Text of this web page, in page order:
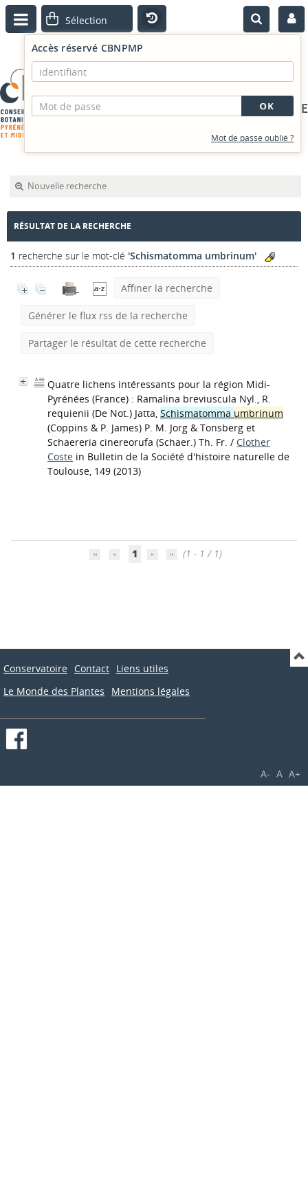
PORTAIL DOCUMENTAIRE
Accès réservé CBNPMP
Mot de passe oublié ?
Nouvelle recherche
RÉSULTAT DE LA RECHERCHE
1 recherche sur le mot-clé 'Schismatomma umbrinum'
Affiner la recherche
Générer le flux rss de la recherche
Partager le résultat de cette recherche
Quatre lichens intéressants pour la région Midi-
Pyrénées (France) : Ramalina breviuscula Nyl., R.
requienii (De Not.) Jatta, Schismatomma umbrinum
(Coppins & P. James) P. M. Jorg & Tonsberg et
Schaereria cinereorufa (Schaer.) Th. Fr. / Clother
Coste in Bulletin de la Société d'histoire naturelle de
Toulouse, 149 (2013)
1 (1 - 1 / 1)
Conservatoire Contact Liens utiles
Le Monde des Plantes
Mentions légales
A- A A+